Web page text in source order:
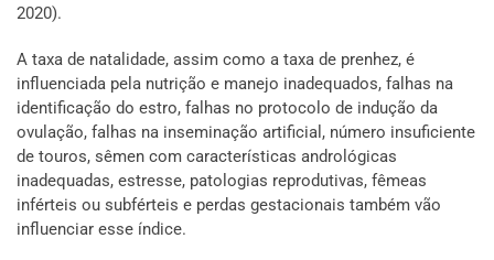
2020).
A taxa de natalidade, assim como a taxa de prenhez, é
influenciada pela nutrição e manejo inadequados, falhas na
identificação do estro, falhas no protocolo de indução da
ovulação, falhas na inseminação artificial, número insuficiente
de touros, sêmen com características andrológicas
inadequadas, estresse, patologias reprodutivas, fêmeas
inférteis ou subférteis e perdas gestacionais também vão
influenciar esse índice.